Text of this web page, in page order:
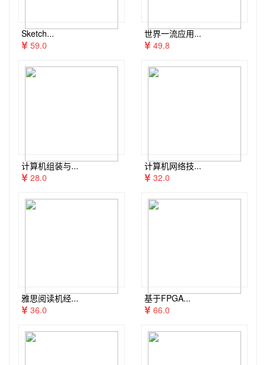
Sketch...
59.0
计算机组装与...
28.0
雅思阅读机经...
36.0
世界一流应用...
49.8
计算机网络技...
32.0
基于FPGA...
66.0